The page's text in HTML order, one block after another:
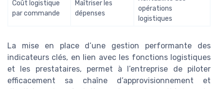
Coût logistique
par commande
Maîtriser les
dépenses
opérations
logistiques
La mise en place d’une gestion performante des
indicateurs clés, en lien avec les fonctions logistiques
et les prestataires, permet à l’entreprise de piloter
efficacement sa chaîne d’approvisionnement et